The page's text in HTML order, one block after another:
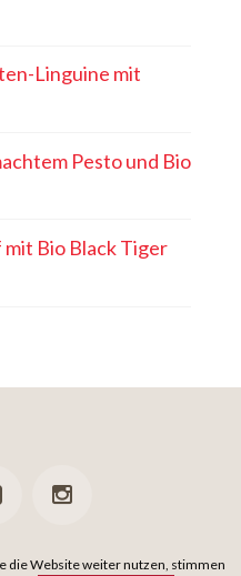
Linguine mit
Pesto und Bio
Bio Black Tiger
IMPRESSUM
die Website weiter nutzen, stimmen